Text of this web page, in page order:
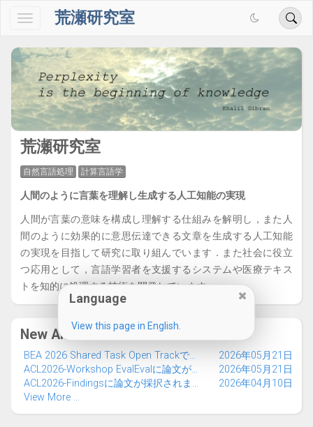
荒瀬研究室
荒瀬研究室
自然言語処理 計算言語学
人間のように言葉を理解し生成する人工知能の実現
人間が言葉の意味を構成し理解する仕組みを解明し，また人
間のように効果的に意思伝達できる文章を生成する人工知能
の実現を目指して研究に取り組んでいます．また社会に役立
つ応用として，言語学習者を支援するシステムや医療テキス
トを知的に処理する技術を開発しています．
New Articles
BEA 2026 Shared Task Open Trackで優勝しました
2026年05月21日
ACL2026-Workshop EvalEvalに論文が採択されました
2026年05月21日
ACL2026-Findingsに論文が採択されました
2026年04月10日
View More ...
Language
View this page in English.